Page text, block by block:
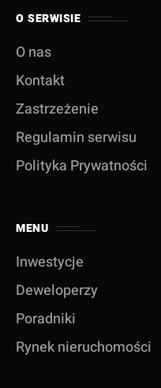
O SERWISIE
O nas
Kontakt
Zastrzeżenie
Regulamin serwisu
Polityka Prywatności
MENU
Inwestycje
Deweloperzy
Poradniki
Rynek nieruchomości